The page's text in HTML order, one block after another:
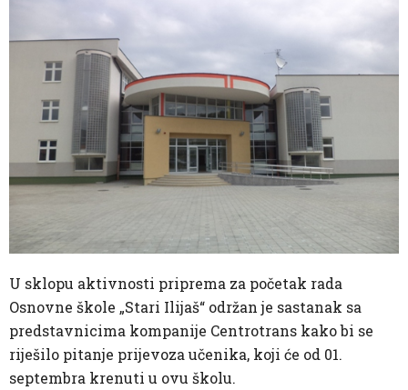
U sklopu aktivnosti priprema za početak rada
Osnovne škole „Stari Ilijaš“ održan je sastanak sa
predstavnicima kompanije Centrotrans kako bi se
riješilo pitanje prijevoza učenika, koji će od 01.
septembra krenuti u ovu školu.